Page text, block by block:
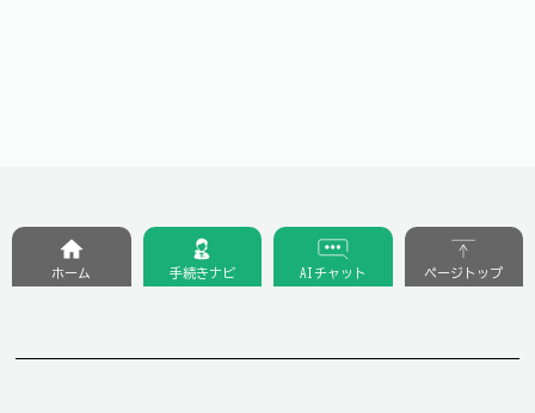
ホーム 手続きナビ AIチャット ページトップ